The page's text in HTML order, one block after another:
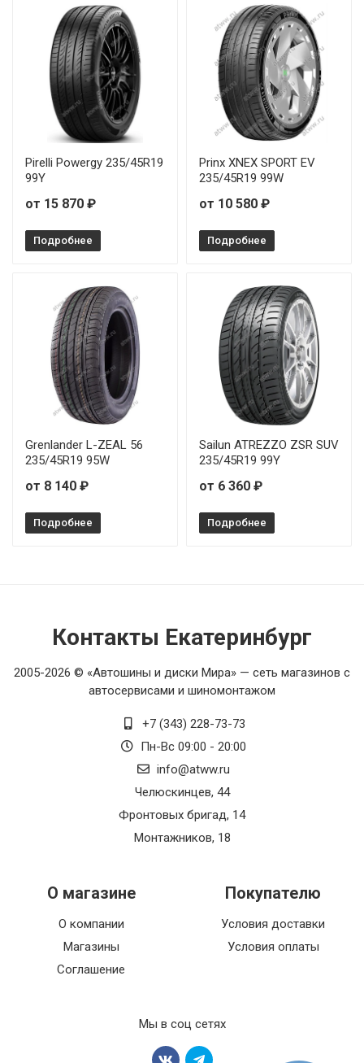
Pirelli Powergy 235/45R19
99Y
от 15 870 ₽
Подробнее
Prinx XNEX SPORT EV
235/45R19 99W
от 10 580 ₽
Подробнее
Grenlander L-ZEAL 56
235/45R19 95W
от 8 140 ₽
Подробнее
Sailun ATREZZO ZSR SUV
235/45R19 99Y
от 6 360 ₽
Подробнее
Контакты Екатеринбург
2005-2026 © «Автошины и диски Мира» — сеть магазинов с
автосервисами и шиномонтажом
+7 (343) 228-73-73
Пн-Вс 09:00 - 20:00
info@atww.ru
Челюскинцев, 44
Фронтовых бригад, 14
Монтажников, 18
О магазине
О компании
Магазины
Соглашение
Покупателю
Условия доставки
Условия оплаты
Мы в соц сетях